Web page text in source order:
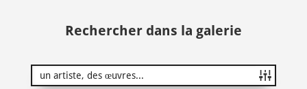
Rechercher dans la galerie